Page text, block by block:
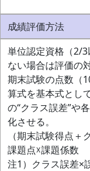
成績評価方法
単位認定資格（2/
ない場合は評価の
期末試験の点数（
算式を基本式とし
の“クラス誤差”や
化させる。
（期末試験得点
課題点☓課題係数
注1）クラス誤差×